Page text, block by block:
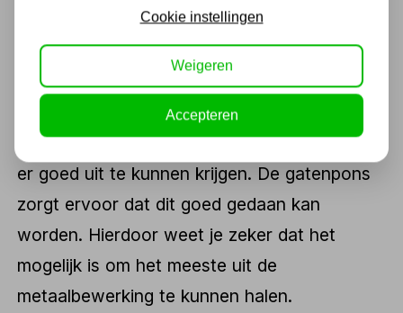
Om specifieke gaten uit plaatmateriaal te
krijgen, is het ideaal om hier gebruik van te
maken. Aangezien er in de metaalbewerking
veel met verschillende gaten en afmetingen
gewerkt wordt, is het wel zo handig om deze
er goed uit te kunnen krijgen. De gatenpons
zorgt ervoor dat dit goed gedaan kan
worden. Hierdoor weet je zeker dat het
mogelijk is om het meeste uit de
metaalbewerking te kunnen halen.
Cookie instellingen
Weigeren
Accepteren